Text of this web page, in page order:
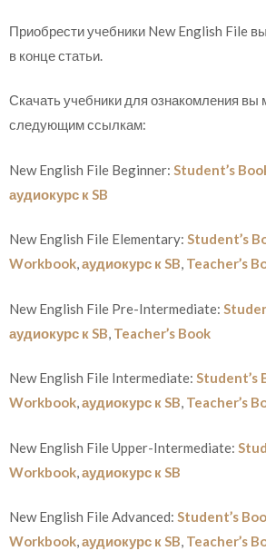
Приобрести учебники New English File
в конце статьи.
Скачать учебники для ознакомления вы
следующим ссылкам:
New English File Beginner: Student’s
аудиокурс к SB
New English File Elementary: Student’s
Workbook,аудиокурс к SB, Teacher’s
New English File Pre-Intermediate:
аудиокурс к SB Teacher’s Book
New English File Intermediate: Student’s
Workbook,аудиокурс к SB, Teacher’s
New English File Upper-Intermediate:
Workbook аудиокурс к SB
New English File Advanced: Student’s
Workbook,аудиокурс к SB, Teacher’s